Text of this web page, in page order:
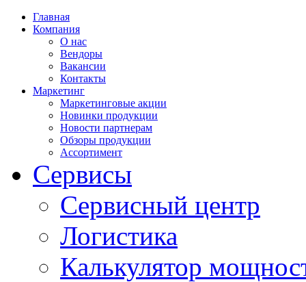
Главная
Компания
О нас
Вендоры
Вакансии
Контакты
Маркетинг
Маркетинговые акции
Новинки продукции
Новости партнерам
Обзоры продукции
Ассортимент
Сервисы
Сервисный центр
Логистика
Калькулятор